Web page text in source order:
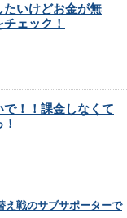
たいけどお金が無
ェック！
！！課金しなくて
え戦のサブサポーターで